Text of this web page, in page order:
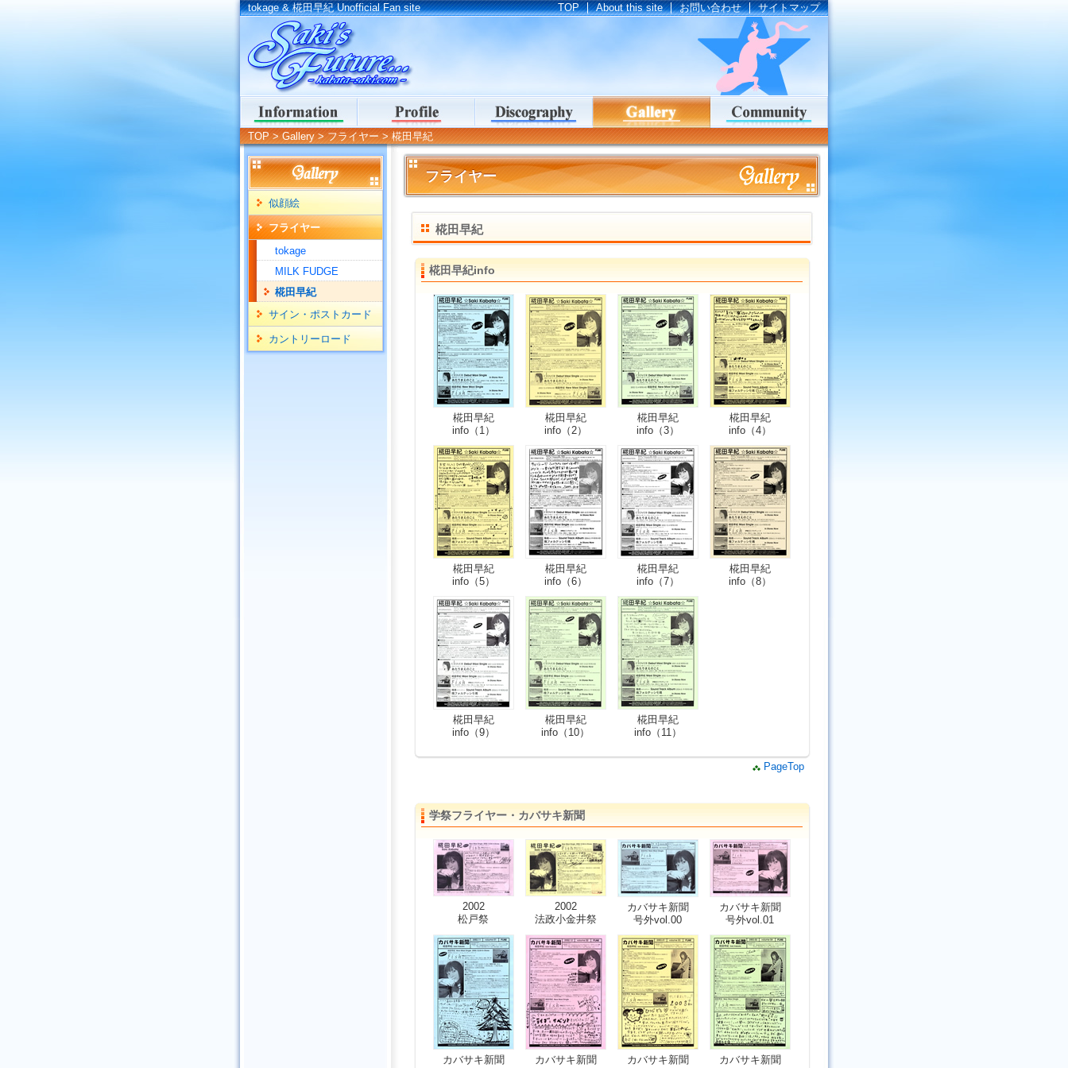
tokage & 椛田早紀 Unofficial Fan site TOP About this site お問い合わせ
サイトマップ
TOP>Gallery>フライヤー> 椛田早紀
フライヤー
椛田早紀
椛田早紀info
椛田早紀
info（1）
椛田早紀
info（2）
椛田早紀
info（3）
椛田早紀
info（4）
椛田早紀
info（5）
椛田早紀
info（6）
椛田早紀
info（7）
椛田早紀
info（8）
椛田早紀
info（9）
椛田早紀
info（10）
椛田早紀
info（11）
PageTop
学祭フライヤー・カバサキ新聞
2002
松戸祭
2002
法政小金井祭
カバサキ新聞
号外vol.00
カバサキ新聞
号外vol.01
カバサキ新聞
カバサキ新聞
カバサキ新聞
カバサキ新聞
似顔絵
フライヤー
tokage
MILK FUDGE
椛田早紀
サイン・ポストカード
カントリーロード